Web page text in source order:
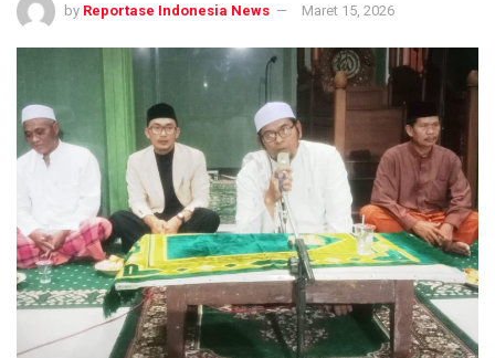
by Reportase Indonesia News Maret 15, 2026